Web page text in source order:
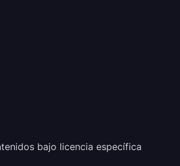
bajo licencia específica